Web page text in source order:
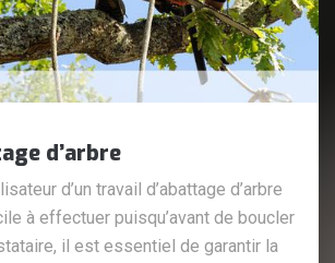
d’arbre
d’un travail d’abattage d’arbre
à effectuer puisqu’avant de boucler
il est essentiel de garantir la